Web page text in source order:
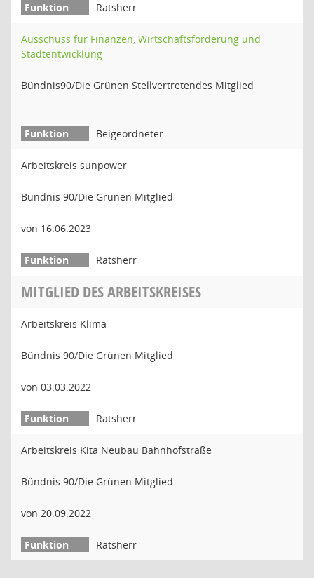
Ratsherr
Ausschuss für Finanzen, Wirtschaftsförderung und
Stadtentwicklung
Bündnis90/Die Grünen Stellvertretendes Mitglied
Beigeordneter
Arbeitskreis sunpower
Bündnis 90/Die Grünen Mitglied
von 16.06.2023
Ratsherr
MITGLIED DES ARBEITSKREISES
Arbeitskreis Klima
Bündnis 90/Die Grünen Mitglied
von 03.03.2022
Ratsherr
Arbeitskreis Kita Neubau Bahnhofstraße
Bündnis 90/Die Grünen Mitglied
von 20.09.2022
Ratsherr